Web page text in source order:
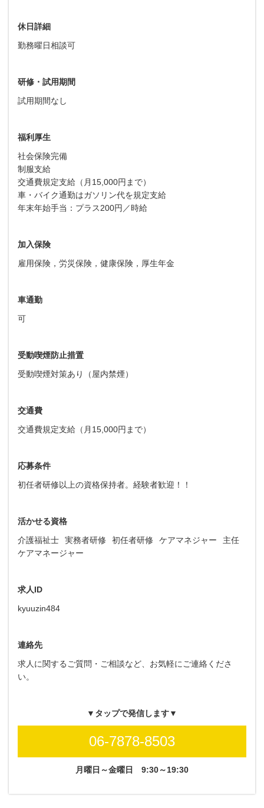
休日詳細
勤務曜日相談可
研修・試用期間
試用期間なし
福利厚生
社会保険完備
制服支給
交通費規定支給（月15,000円まで）
車・バイク通勤はガソリン代を規定支給
年末年始手当：プラス200円／時給
加入保険
雇用保険，労災保険，健康保険，厚生年金
車通勤
可
受動喫煙防止措置
受動喫煙対策あり（屋内禁煙）
交通費
交通費規定支給（月15,000円まで）
応募条件
初任者研修以上の資格保持者。経験者歓迎！！
活かせる資格
介護福祉士
実務者研修 初任者研修 ケアマネジャー
主任
ケアマネージャー
求人ID
kyuuzin484
連絡先
求人に関するご質問・ご相談など、お気軽にご連絡くださ
い。
▼タップで発信します▼
06-7878-8503
月曜日～金曜日 9:30～19:30